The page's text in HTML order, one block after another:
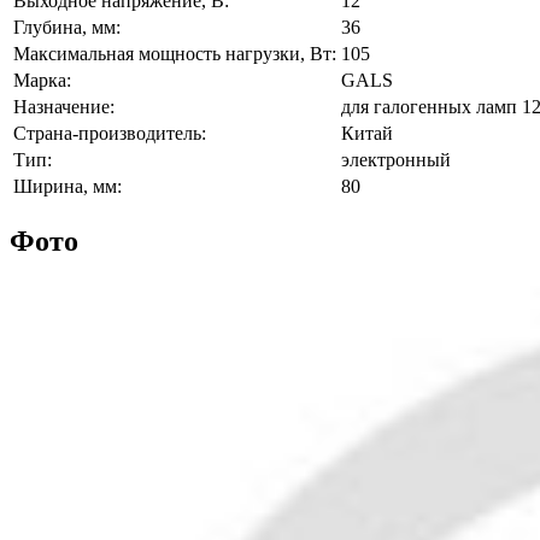
Глубина, мм:
36
Максимальная мощность нагрузки, Вт: 105
Марка:
GALS
Назначение:
для галогенных ламп
Страна-производитель:
Китай
Тип:
электронный
Ширина, мм:
80
Фото